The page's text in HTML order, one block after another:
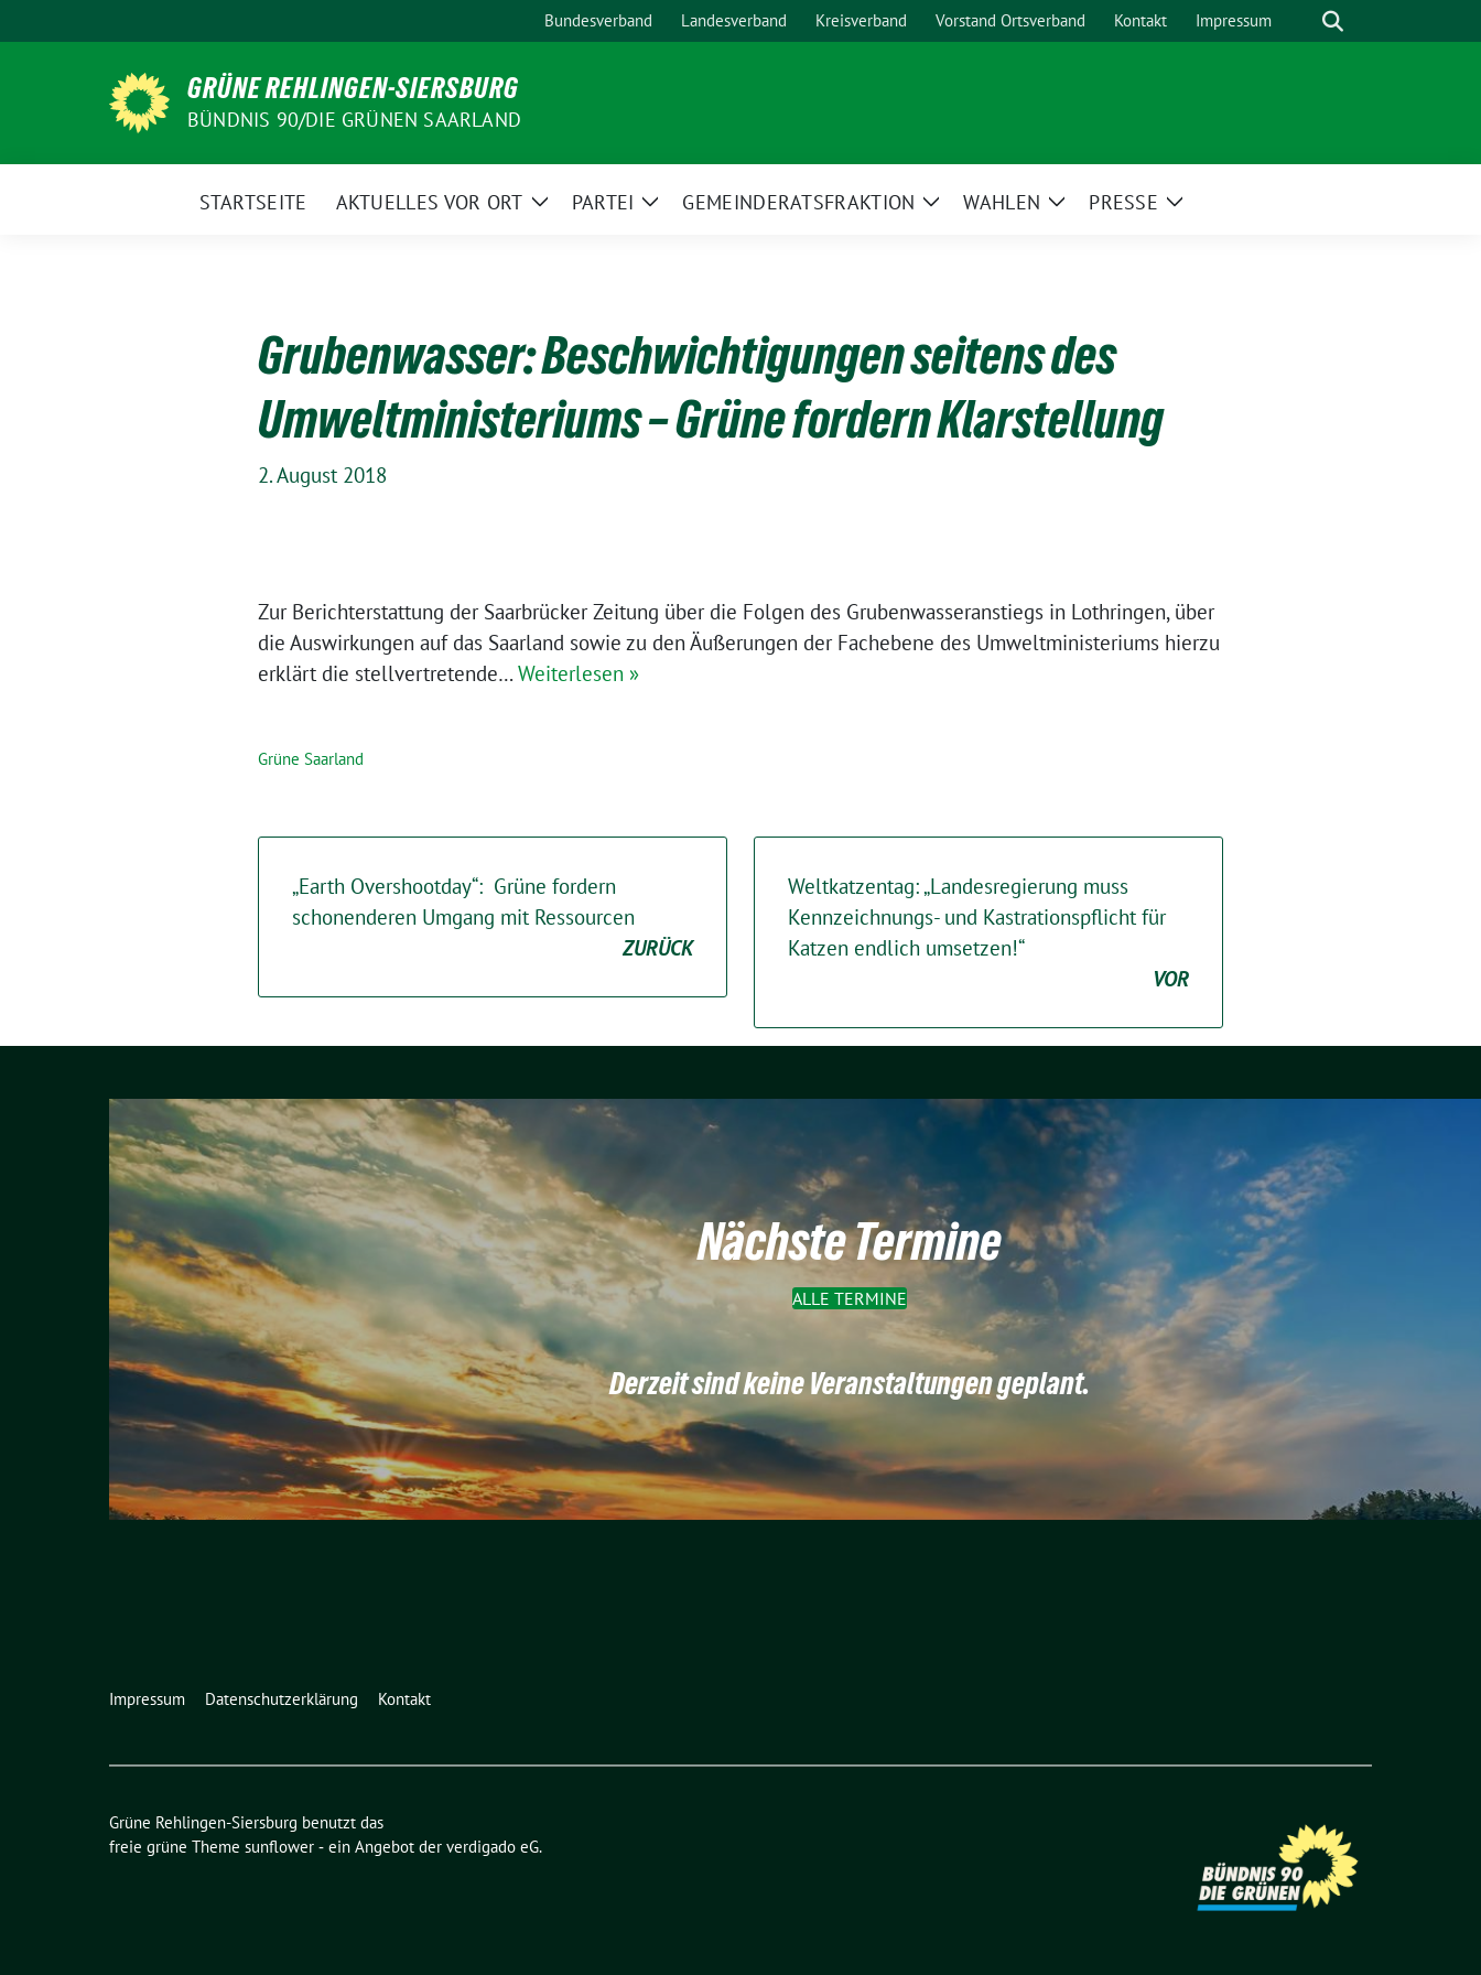
zum
Bundesverband Landesverband Kreisverband Vorstand Ortsverband Kontakt Impressum Suche
GRÜNE REHLINGEN-SIERSBURG
BÜNDNIS 90/DIE GRÜNEN SAARLAND
STARTSEITE AKTUELLES VOR ORT
ZeigePARTEI
ZeigeGEMEINDERATSFRAKTION
ZeigeWAHLEN
ZeigePRESSE
Zeige
Grubenwasser: Beschwichtigungen seitens des
Umweltministeriums – Grüne fordern Klarstellung
2. August 2018
Zur Berichterstattung der Saarbrücker Zeitung über die Folgen des Grubenwasseranstiegs in Lothringen, über
die Auswirkungen auf das Saarland sowie zu den Äußerungen der Fachebene des Umweltministeriums hierzu
erklärt die stellvertretende… Weiterlesen »
Grüne Saarland
„Earth Overshootday“: Grüne fordern
schonenderen Umgang mit Ressourcen
ZURÜCK
Weltkatzentag: „Landesregierung muss
Kennzeichnungs- und Kastrationspflicht für
Katzen endlich umsetzen!“
VOR
Nächste Termine
ALLE TERMINE
Derzeit sind keine Veranstaltungen geplant.
Impressum Datenschutzerklärung Kontakt
Grüne Rehlingen-Siersburg benutzt das
freie grüne Theme sunflower ‐ ein Angebot der verdigado eG.